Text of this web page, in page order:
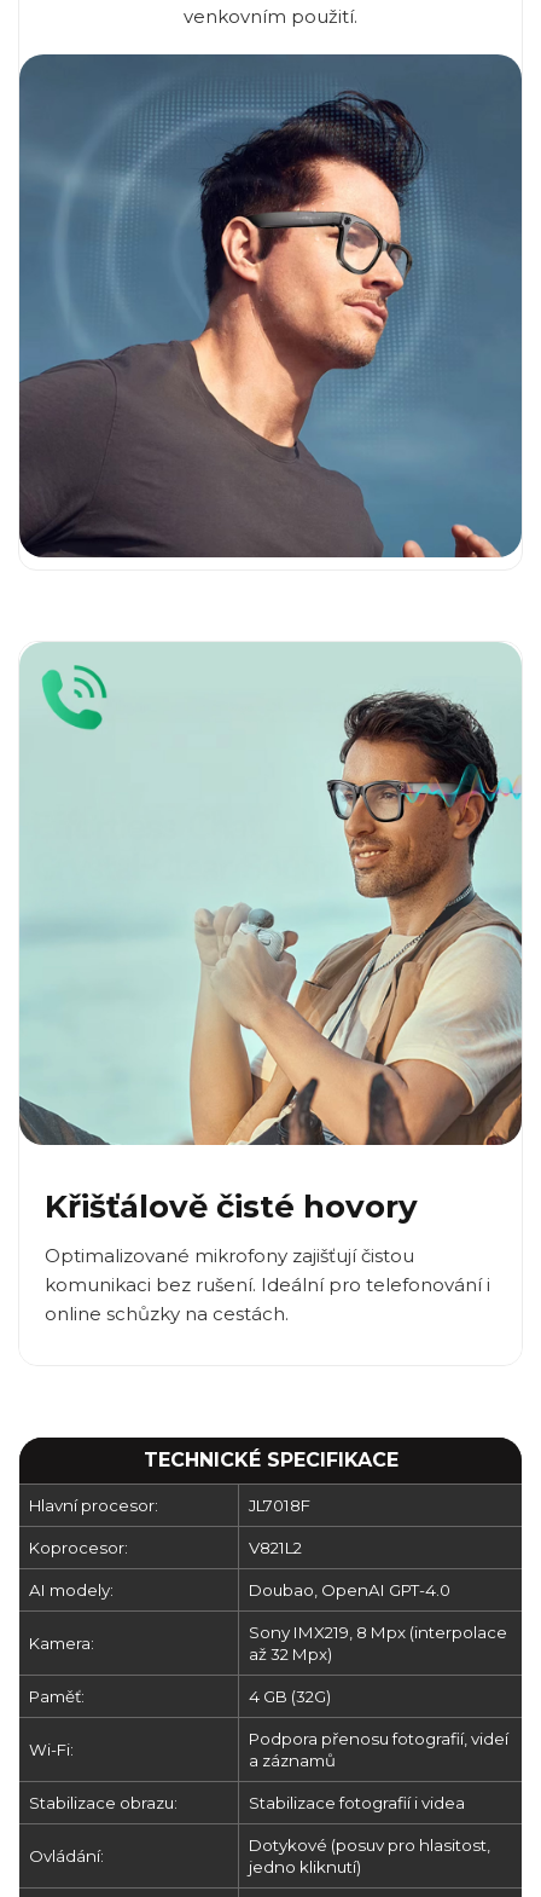
venkovním použití.
Křišťálově čisté hovory
Optimalizované mikrofony zajišťují čistou
komunikaci bez rušení. Ideální pro telefonování i
online schůzky na cestách.
TECHNICKÉ SPECIFIKACE
Hlavní procesor: JL7018F
Koprocesor: V821L2
AI modely: Doubao, OpenAI GPT-4.0
Kamera:
Sony IMX219, 8 Mpx (interpolace
až 32 Mpx)
Paměť: 4 GB (32G)
Wi-Fi:
Podpora přenosu fotografií, videí
a záznamů
Stabilizace obrazu: Stabilizace fotografií i videa
Ovládání:
Dotykové (posuv pro hlasitost,
jedno kliknutí)